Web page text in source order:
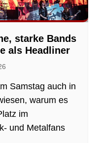
starke Bands
als Headliner
Samstag auch in
warum es
im
und Metalfans